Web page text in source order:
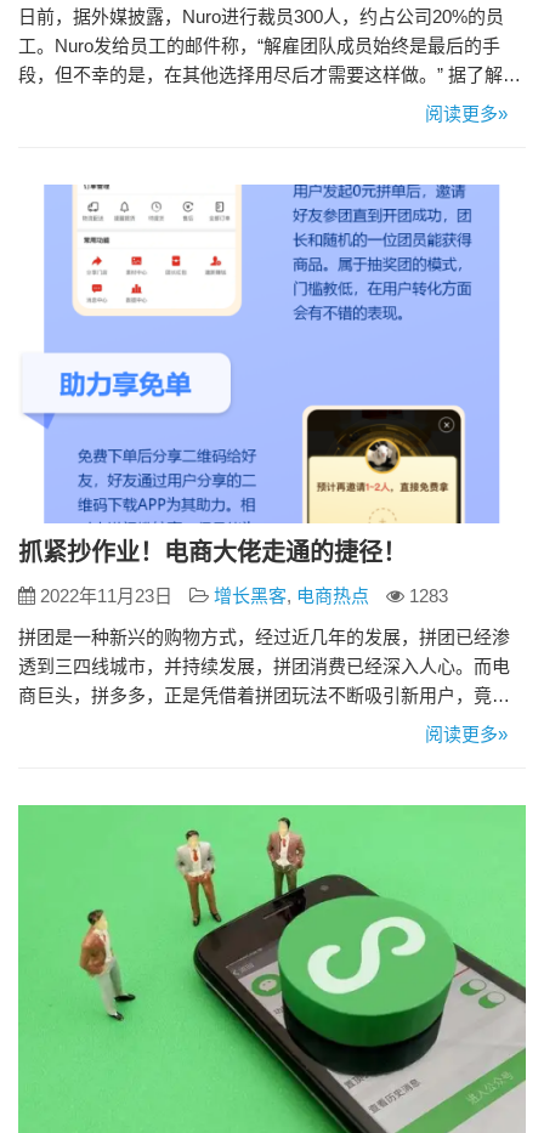
日前，据外媒披露，Nuro进行裁员300人，约占公司20%的员
工。Nuro发给员工的邮件称，“解雇团队成员始终是最后的手
段，但不幸的是，在其他选择用尽后才需要这样做。” 据了解，
Nuro成立于2016年，由前Google无人车团队首席软件工程师朱
萨到药品在内的各类商品并且已经与…
阅读更多»
抓紧抄作业！电商大佬走通的捷径！
2022年11月23日 增长黑客, 电商热点
1283
拼团是一种新兴的购物方式，经过近几年的发展，拼团已经渗
透到三四线城市，并持续发展，拼团消费已经深入人心。而电
商巨头，拼多多，正是凭借着拼团玩法不断吸引新用户，竟然
短短几年内就将自己做到了10000亿的市值。 那么，今天就让
道的小细节 拼多多都设置了哪些功能促使用户拼团下单呢？ …
阅读更多»